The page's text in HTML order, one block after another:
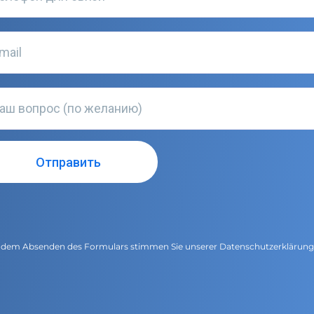
Absenden des Formulars stimmen Sie unserer Datenschutzerklärung